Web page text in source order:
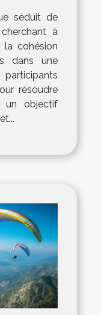
séduit de
à
cohésion
dans une
résoudre
un objectif